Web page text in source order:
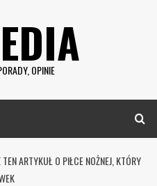
OPINIE
ARTYKUŁ O PIŁCE NOŻNEJ, KTÓRY